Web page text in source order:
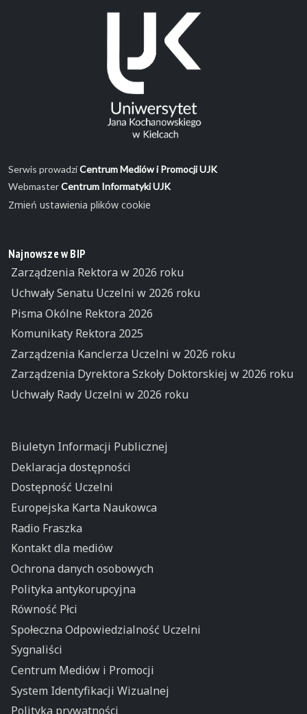
Serwis prowadziCentrum Mediów i Promocji UJK
WebmasterCentrum Informatyki UJK
Zmień ustawienia plików cookie
Najnowsze w BIP
Zarządzenia Rektora w 2026 roku
Uchwały Senatu Uczelni w 2026 roku
Pisma Okólne Rektora 2026
Komunikaty Rektora 2025
Zarządzenia Kanclerza Uczelni w 2026 roku
Zarządzenia Dyrektora Szkoły Doktorskiej w 2026 roku
Uchwały Rady Uczelni w 2026 roku
Biuletyn Informacji Publicznej
Deklaracja dostępności
Dostępność Uczelni
Europejska Karta Naukowca
Radio Fraszka
Kontakt dla mediów
Ochrona danych osobowych
Polityka antykorupcyjna
Równość Płci
Społeczna Odpowiedzialność Uczelni
Sygnaliści
Centrum Mediów i Promocji
System Identyfikacji Wizualnej
Polityka prywatności